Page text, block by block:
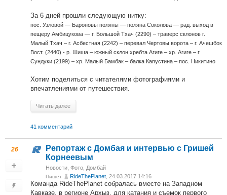
За 6 дней прошли следующую нитку:
пос. Узловой — Бароновы поляны — поляна Соколова — рад. выход в
пещеру Амбицукова — г. Большой Тхач (2290) – траверс склонов г.
Малый Тхач – г. Асбестная (2242) – перевал Чертовы ворота – г. Ачешбок
Вост. (2440) - р. Шиша – южный склон хребта Агиге – хр. Агиге – г.
Сундуки (2199) – хр. Малый Бамбак – балка Капустина – пос. Никитино
Хотим поделиться с читателями фотографиями и
впечатлениями от путешествия.
Читать далее
41 комментарий
26
Репортаж с Домбая и интервью с Гришей
Корнеевым
Новости Фото Домбай
Пишет RideThePlanet , 24.03.2017 14:16
Команда RideThePlanet собралась вместе на Западном
Кавказе, в регионе Архыз, для катания и съемок первого